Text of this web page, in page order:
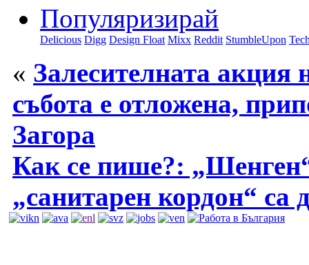
Популяризирай
Delicious Digg Design Float Mixx Reddit StumbleUpon
« Залесителната
събота е отложена,
Загора
Как се пише?:
„санитарен кордон“ са